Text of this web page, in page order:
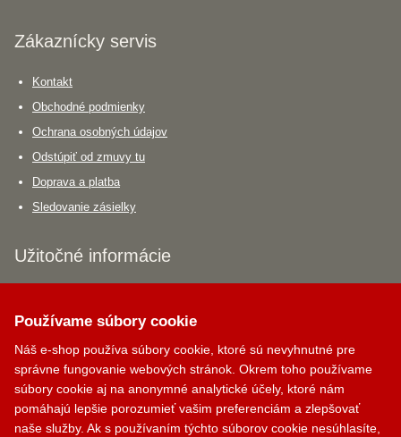
Zákaznícky servis
Kontakt
Obchodné podmienky
Ochrana osobných údajov
Odstúpiť od zmuvy tu
Doprava a platba
Sledovanie zásielky
Užitočné informácie
Poradňa
O nás
Spolupráca
Poradňa
Používame súbory cookie
Náš e-shop používa súbory cookie, ktoré sú nevyhnutné pre
správne fungovanie webových stránok. Okrem toho používame
súbory cookie aj na anonymné analytické účely, ktoré nám
pomáhajú lepšie porozumieť vašim preferenciám a zlepšovať
naše služby. Ak s používaním týchto súborov cookie nesúhlasíte,